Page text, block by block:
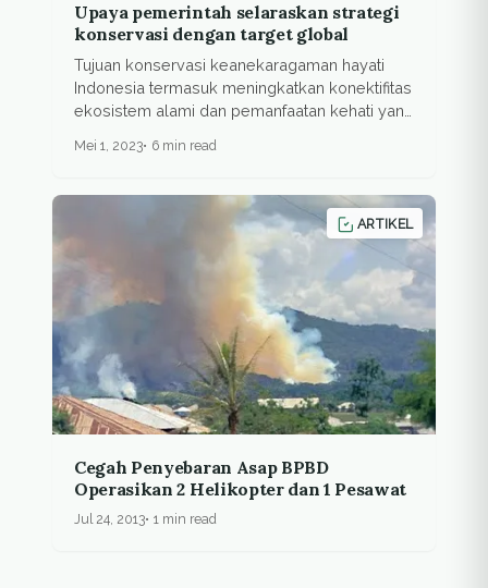
Upaya pemerintah selaraskan strategi
konservasi dengan target global
Tujuan konservasi keanekaragaman hayati
Indonesia termasuk meningkatkan konektifitas
ekosistem alami dan pemanfaatan kehati yang
Mei 1, 2023 6 min read
ARTIKEL
Cegah Penyebaran Asap BPBD
Operasikan 2 Helikopter dan 1 Pesawat
Jul 24, 2013 1 min read